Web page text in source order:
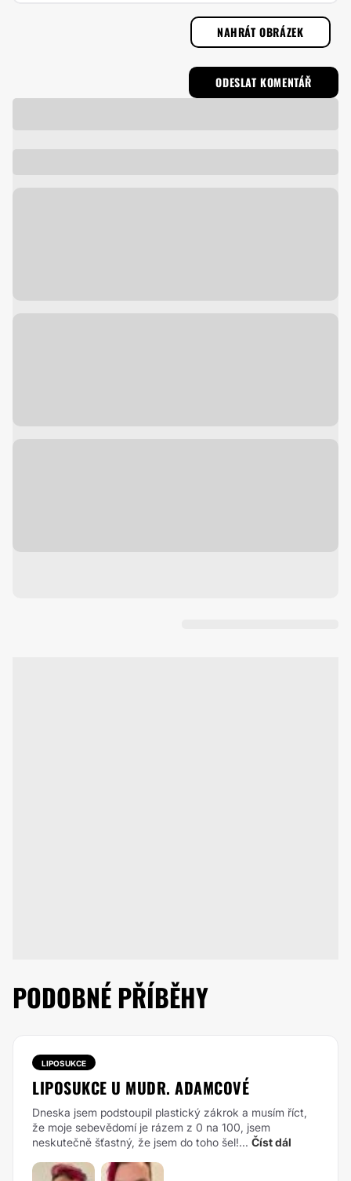
NAHRÁT OBRÁZEK
PODOBNÉ PŘÍBĚHY
LIPOSUKCE
LIPOSUKCE U MUDR. ADAMCOVÉ
Dneska jsem podstoupil plastický zákrok a musím říct,
že moje sebevědomí je rázem z 0 na 100, jsem
neskutečně šťastný, že jsem do toho šel!... Číst dál